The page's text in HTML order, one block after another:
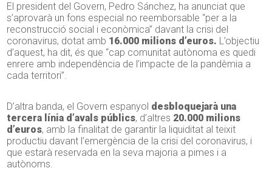
El president del Govern, Pedro Sánchez, ha anunciat que
s’aprovarà un fons especial no reemborsable “per a la
reconstrucció social i econòmica” davant la crisi del
coronavirus, dotat amb 16.000 milions d’euros. L’objectiu
d’aquest, ha dit, és que “cap comunitat autònoma es quedi
enrere amb independència de l’impacte de la pandèmia a
cada territori”.
D’altra banda, el Govern espanyol desbloquejarà una
tercera línia d’avals públics, d’altres 20.000 milions
d’euros, amb la finalitat de garantir la liquiditat al teixit
productiu davant l’emergència de la crisi del coronavirus, i
que estarà reservada en la seva majoria a pimes i a
autònoms.